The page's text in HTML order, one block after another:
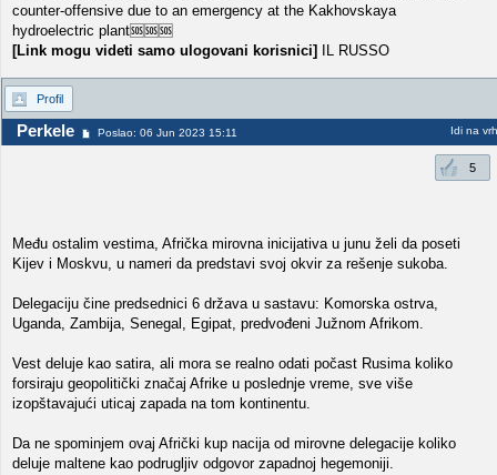
counter-offensive due to an emergency at the Kakhovskaya
hydroelectric plant🆘🆘🆘
[Link mogu videti samo ulogovani korisnici]
IL RUSSO
Profil
Perkele Poslao: 06 Jun 2023 15:11 Idi na vrh
5
Među ostalim vestima, Afrička mirovna inicijativa u junu želi da poseti
Kijev i Moskvu, u nameri da predstavi svoj okvir za rešenje sukoba.
Delegaciju čine predsednici 6 država u sastavu: Komorska ostrva,
Uganda, Zambija, Senegal, Egipat, predvođeni Južnom Afrikom.
Vest deluje kao satira, ali mora se realno odati počast Rusima koliko
forsiraju geopolitički značaj Afrike u poslednje vreme, sve više
izopštavajući uticaj zapada na tom kontinentu.
Da ne spominjem ovaj Afrički kup nacija od mirovne delegacije koliko
deluje maltene kao podrugljiv odgovor zapadnoj hegemoniji.